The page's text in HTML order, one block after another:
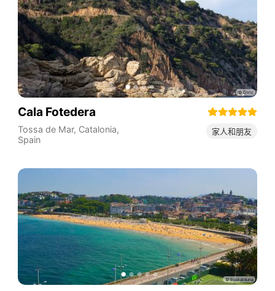
Cala Fotedera
Tossa de Mar, Catalonia,
Spain
家人和朋友